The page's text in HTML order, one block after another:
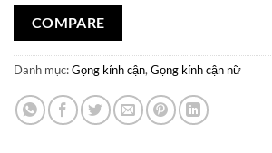
COMPARE
Danh mục:Gọng kính cận, Gọng kính cận nữ